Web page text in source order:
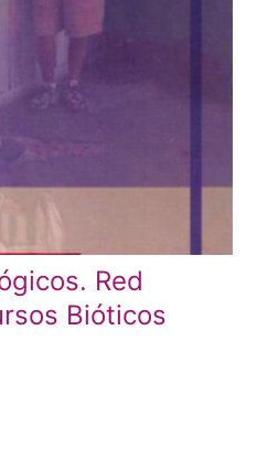
Red
Bióticos